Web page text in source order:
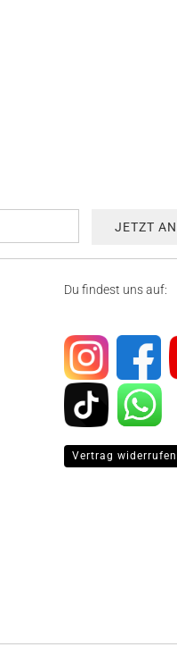
Du findest uns auf:
Vertrag widerrufen